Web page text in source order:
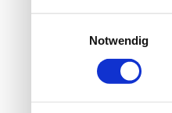
Notwendig